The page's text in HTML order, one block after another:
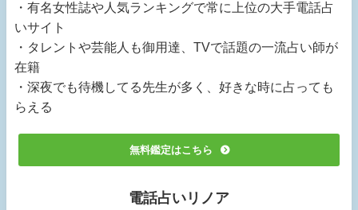
・有名女性誌や人気ランキングで常に上位の大手電話占
いサイト
・タレントや芸能人も御用達、TVで話題の一流占い師が
在籍
・深夜でも待機してる先生が多く、好きな時に占っても
らえる
無料鑑定はこちら
電話占いリノア